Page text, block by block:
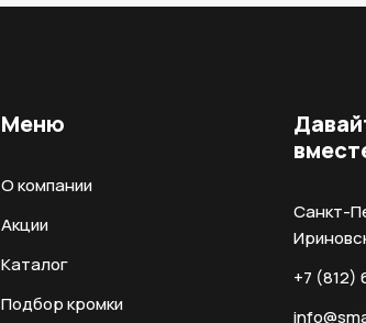
Меню
О компании
Акции
Каталог
Подбор кромки
Санкт-
+7 (812)